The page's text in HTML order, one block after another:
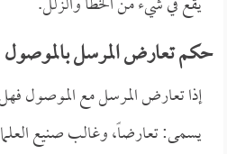
حكم تعارض المرسل بالموصول
إذا تعارض المرسل مع الموصول
يسمى: تعارضاً، وغالب صنيع